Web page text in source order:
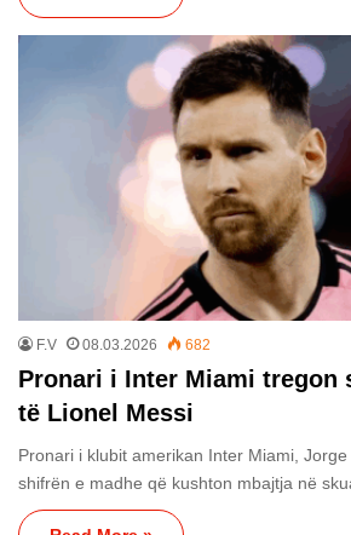
F.V 08.03.2026 682
Pronari i Inter Miami tregon
të Lionel Messi
Pronari i klubit amerikan Inter Miami,
shifrën e madhe që kushton mbajtja në